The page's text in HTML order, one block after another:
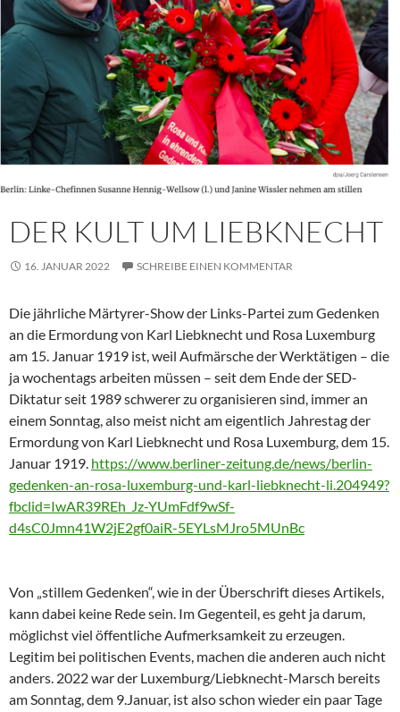
DER KULT UM LIEBKNECHT
16. JANUAR 2022 SCHREIBE EINEN KOMMENTAR
Die jährliche Märtyrer-Show der Links-Partei zum Gedenken
an die Ermordung von Karl Liebknecht und Rosa Luxemburg
am 15. Januar 1919 ist, weil Aufmärsche der Werktätigen – die
ja wochentags arbeiten müssen – seit dem Ende der SED-
Diktatur seit 1989 schwerer zu organisieren sind, immer an
einem Sonntag, also meist nicht am eigentlich Jahrestag der
Ermordung von Karl Liebknecht und Rosa Luxemburg, dem 15.
Januar 1919. https://www.berliner-zeitung.de/news/berlin-
gedenken-an-rosa-luxemburg-und-karl-liebknecht-li.204949?
fbclid=IwAR39REh_Jz-YUmFdf9wSf-
d4sC0Jmn41W2jE2gf0aiR-5EYLsMJro5MUnBc
Von „stillem Gedenken“, wie in der Überschrift dieses Artikels,
kann dabei keine Rede sein. Im Gegenteil, es geht ja darum,
möglichst viel öffentliche Aufmerksamkeit zu erzeugen.
Legitim bei politischen Events, machen die anderen auch nicht
anders. 2022 war der Luxemburg/Liebknecht-Marsch bereits
am Sonntag, dem 9.Januar, ist also schon wieder ein paar Tage